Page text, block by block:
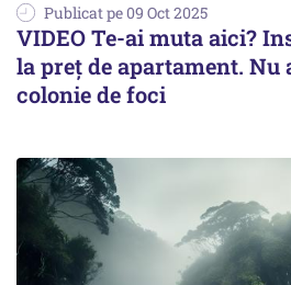
Publicat pe 09 Oct 2025
VIDEO Te-ai muta aici?
la preț de apartament. Nu
colonie de foci